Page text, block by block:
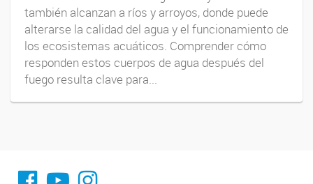
también alcanzan a ríos y arroyos, donde puede
alterarse la calidad del agua y el funcionamiento de
los ecosistemas acuáticos. Comprender cómo
responden estos cuerpos de agua después del
fuego resulta clave para...
fa-facebook
YouTube
Instagram